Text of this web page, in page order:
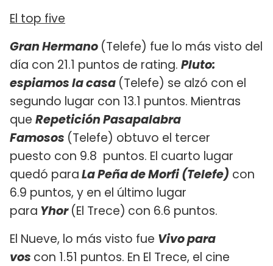
El top five
Gran Hermano (Telefe) fue lo más visto del
día con 21.1 puntos de rating. Pluto:
espiamos la casa (Telefe) se alzó con el
segundo lugar con 13.1 puntos. Mientras
que Repetición Pasapalabra
Famosos (Telefe) obtuvo el tercer
puesto con 9.8 puntos. El cuarto lugar
quedó paraLa Peña de Morfi (Telefe) con
6.9 puntos, y en el último lugar
para Yhor(El Trece) con 6.6 puntos.
El Nueve, lo más visto fue Vivo para
vos con 1.51 puntos. En El Trece, el cine